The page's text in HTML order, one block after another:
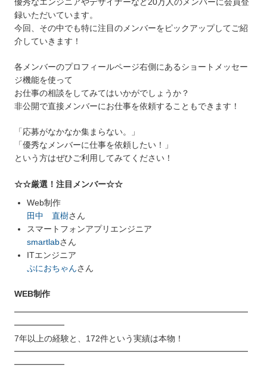
録いただいています。
今回、その中でも特に注目のメンバーをピックアップしてご紹
介していきます！
各メンバーのプロフィールページ右側にあるショートメッセー
ジ機能を使って
お仕事の相談をしてみてはいかがでしょうか？
非公開で直接メンバーにお仕事を依頼することもできます！
「応募がなかなか集まらない。」
「優秀なメンバーに仕事を依頼したい！」
という方はぜひご利用してみてください！
☆☆厳選！注目メンバー☆☆
Web制作
田中 直樹さん
スマートフォンアプリエンジニア
smartlabさん
ITエンジニア
ぷにおちゃんさん
WEB制作
━━━━━━━━━━━━━━━━━━━━━━━━━━━━
━━━━━━
7年以上の経験と、172件という実績は本物！
━━━━━━━━━━━━━━━━━━━━━━━━━━━━
━━━━━━